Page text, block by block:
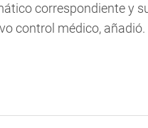
correspondiente y
control médico, añadió.